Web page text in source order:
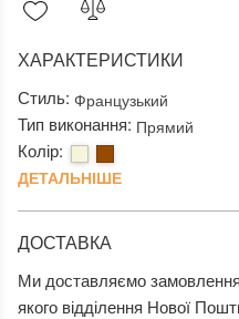
ХАРАКТЕРИСТИКИ
Стиль: Французький
Тип виконання: Прямий
Колір:
ДЕТАЛЬНІШЕ
ДОСТАВКА
Ми доставляємо замовлення
якого відділення Нової